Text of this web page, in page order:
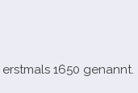
1650 genannt.